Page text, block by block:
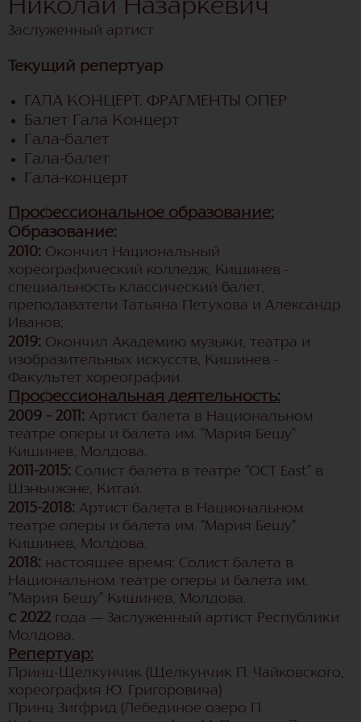
Николай Назаркевич
Заслуженный артист
Текущий репертуар
ГАЛА КОНЦЕРТ. ФРАГМЕНТЫ ОПЕР
Балет Гала Концерт
Гала-балет
Гала-балет
Гала-концерт
Профессиональное образование:
Образование:
2010: Окончил Национальный
хореографический колледж, Кишинев -
специальность классический балет,
преподаватели Татьяна Петухова и Александр
Иванов;
2019: Окончил Академию музыки, театра и
изобразительных искусств, Кишинев -
Факультет хореографии.
Профессиональная деятельность:
2009 – 2011: Артист балета в Национальном
театре оперы и балета им. "Мария Бешу"
Кишинев, Молдова.
2011-2015: Солист балета в театре "OCT East" в
Шэньчжэне, Китай.
2015-2018: Артист балета в Национальном
театре оперы и балета им. "Мария Бешу"
Кишинев, Молдова.
2018: настоящее время: Солист балета в
Национальном театре оперы и балета им.
"Мария Бешу" Кишинев, Молдова.
с 2022 года — Заслуженный артист Республики
Молдова.
Репертуар:
Принц-Щелкунчик (Щелкунчик П. Чайковского,
хореография Ю. Григоровича)
Принц Зигфрид (Лебединое озеро П.